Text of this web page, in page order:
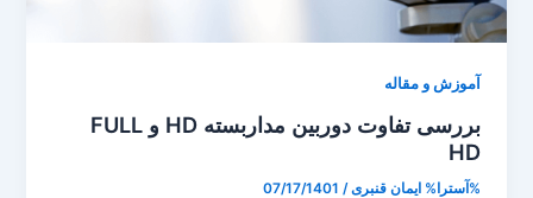
آموزش و مقاله
بررسی تفاوت دوربین مداربسته HD و FULL
HD
%آسترا% ایمان قنبری/
07/17/1401